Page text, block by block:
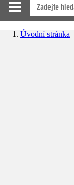
Úvodní stránka